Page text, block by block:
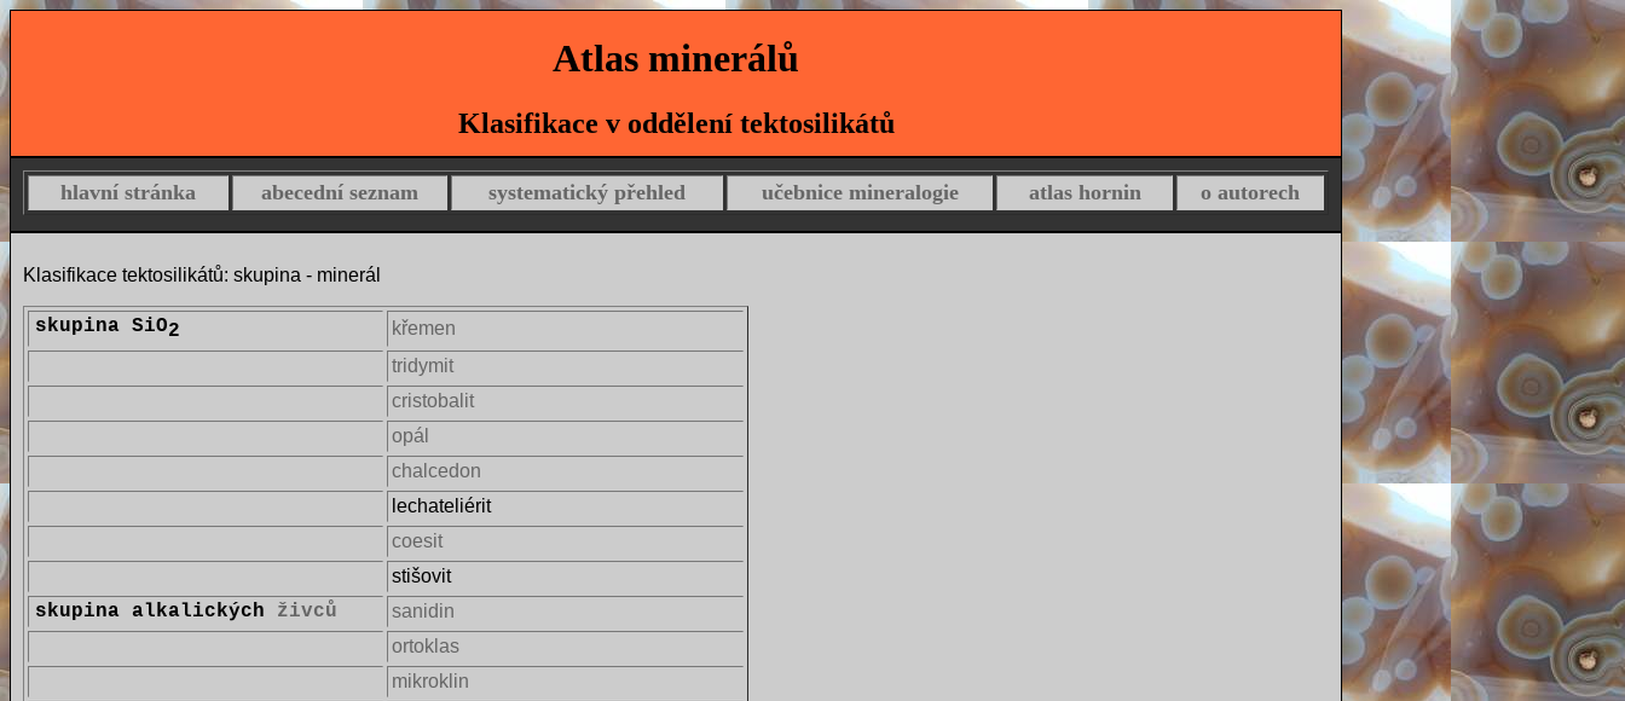
Atlas minerálů
Klasifikace v oddělení tektosilikátů
hlavní stránka abecední seznam systematický přehled učebnice mineralogie atlas hornin o autorech
Klasifikace tektosilikátů: skupina - minerál
skupina SiO2
křemen
tridymit
cristobalit
opál
chalcedon
lechateliérit
coesit
stišovit
skupina alkalických živců
sanidin
ortoklas
mikroklin